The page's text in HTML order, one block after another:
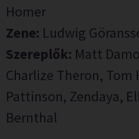
Homer
Zene: Ludwig
Szereplők: Matt
Charlize Theron, Tom
Pattinson, Zendaya,
Bernthal